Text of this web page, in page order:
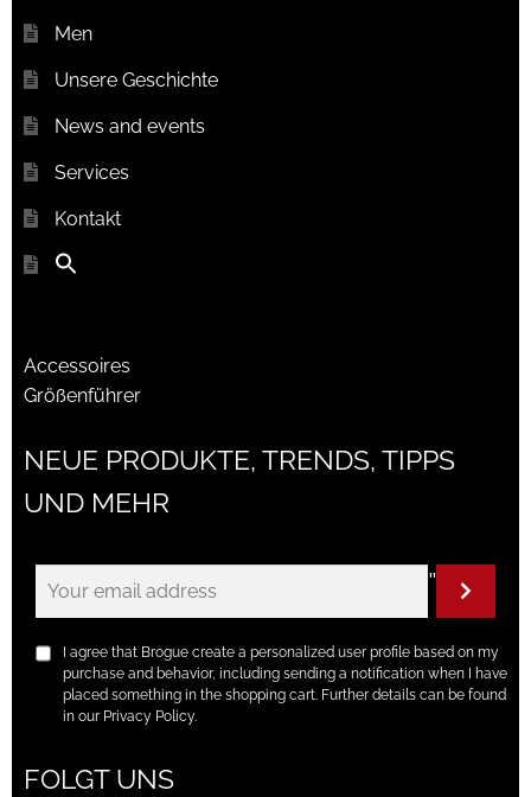
Men
Unsere Geschichte
News and events
Services
Kontakt
Accessoires
Größenführer
NEUE PRODUKTE, TRENDS, TIPPS
UND MEHR
"
I agree that Brogue create a personalized user profile based on my
purchase and behavior, including sending a notification when I have
placed something in the shopping cart. Further details can be found
in our Privacy Policy.
FOLGT UNS